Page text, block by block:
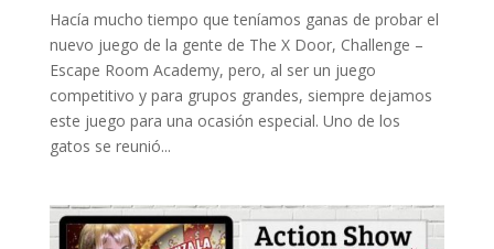
Hacía mucho tiempo que teníamos ganas de probar el
nuevo juego de la gente de The X Door, Challenge –
Escape Room Academy, pero, al ser un juego
competitivo y para grupos grandes, siempre dejamos
este juego para una ocasión especial. Uno de los
gatos se reunió...